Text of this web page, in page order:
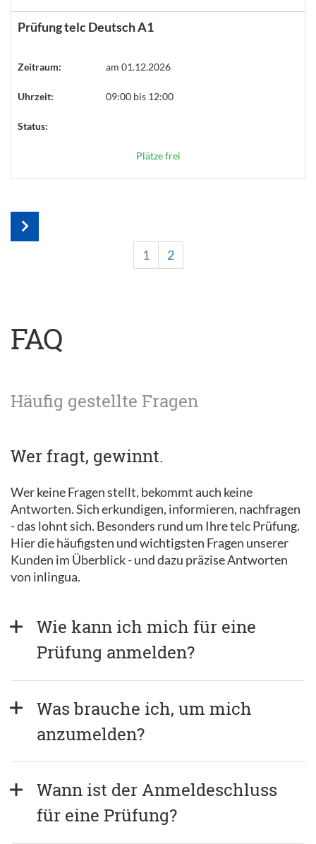
Prüfung telc Deutsch A1
Zeitraum: am 01.12.2026
Uhrzeit: 09:00 bis 12:00
Status:
Plätze frei
1 2
FAQ
Häufig gestellte Fragen
Wer fragt, gewinnt.
Wer keine Fragen stellt, bekommt auch keine
Antworten. Sich erkundigen, informieren, nachfragen
- das lohnt sich. Besonders rund um Ihre telc Prüfung.
Hier die häufigsten und wichtigsten Fragen unserer
Kunden im Überblick - und dazu präzise Antworten
von inlingua.
Wie kann ich mich für eine
Prüfung anmelden?
Was brauche ich, um mich
anzumelden?
Wann ist der Anmeldeschluss
für eine Prüfung?